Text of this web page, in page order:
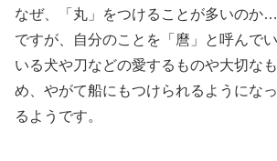
なぜ、「丸」をつけることが多いのか
ですが、自分のことを「 麿 」と呼んで
いる犬や刀などの愛するものや大切な
め、やがて船にもつけられるようにな
るようです。